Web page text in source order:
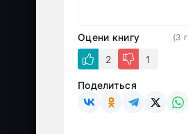
Оцени книгу
2
1
(3
Поделиться